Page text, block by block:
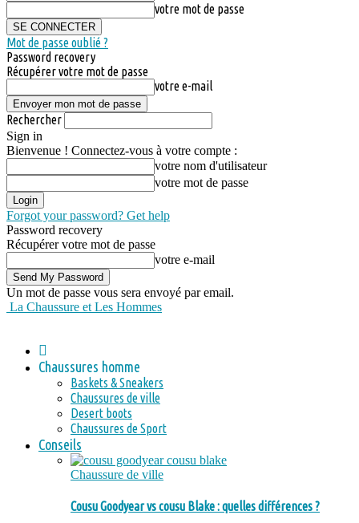
votre mot de passe
Mot de passe oublié ?
Password recovery
Récupérer votre mot de passe
votre e-mail
Rechercher
Sign in
Bienvenue ! Connectez-vous à votre compte :
votre nom d'utilisateur
votre mot de passe
Forgot your password? Get help
Password recovery
Récupérer votre mot de passe
votre e-mail
Un mot de passe vous sera envoyé par email.
La Chaussure et Les Hommes
Chaussures homme
Baskets & Sneakers
Chaussures de ville
Desert boots
Chaussures de Sport
Conseils
Chaussure de ville
Cousu Goodyear vs cousu Blake : quelles différences ?